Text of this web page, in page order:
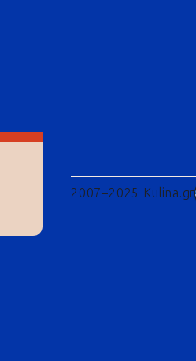
2007–2025 Kulina.gr